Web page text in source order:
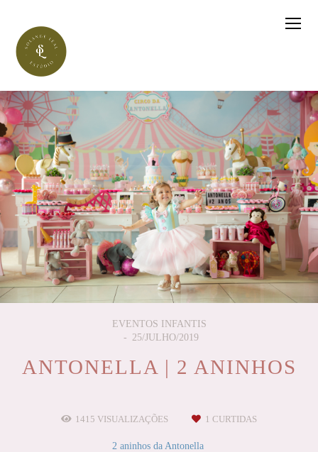
EVENTOS INFANTIS
25/JULHO/2019
ANTONELLA | 2 ANINHOS
1415 VISUALIZAÇÕES 1 CURTIDAS
2 aninhos da Antonella